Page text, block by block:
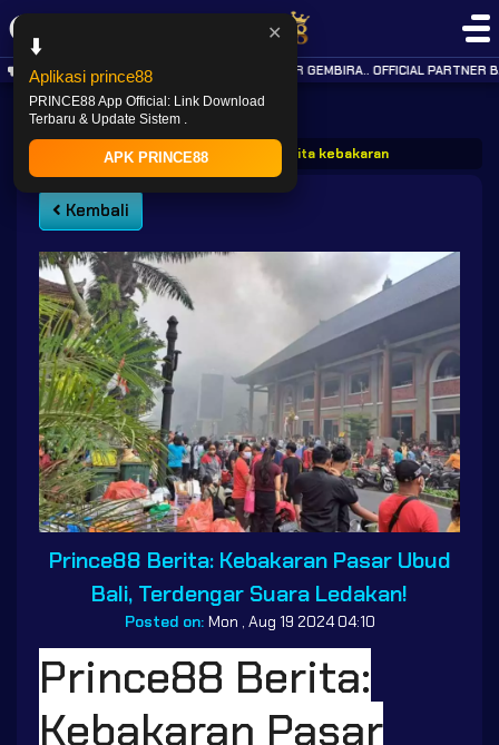
KABAR GEMBIRA.. OFFICIAL PARTNER
Post Prince88 berita kebakaran pasar ubud
Kembali
Prince88 Berita: Kebakaran Pasar Ubud
Bali, Terdengar Suara Ledakan!
Posted on: Mon , Aug 19 2024 04:10
Prince88 Berita:
Kebakaran Pasar
✕
⬇️
Aplikasi prince88
PRINCE88 App Official: Link Download
Terbaru & Update Sistem .
APK PRINCE88